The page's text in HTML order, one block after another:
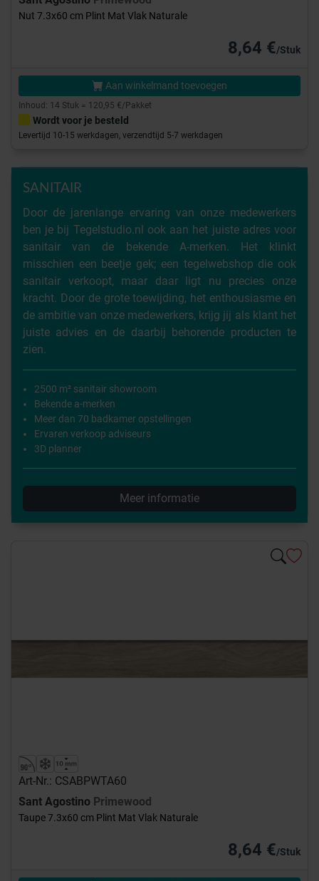
Nut 7.3x60 cm Plint Mat Vlak Naturale
8,64 €/Stuk
Aan winkelmand toevoegen
Inhoud: 14 Stuk = 120,95 €/Pakket
Wordt voor je besteld
Levertijd 10-15 werkdagen, verzendtijd 5-7 werkdagen
SANITAIR
Door de jarenlange ervaring van onze medewerkers
ben je bij Tegelstudio.nl ook aan het juiste adres voor
sanitair van de bekende A-merken. Het klinkt
misschien een beetje gek; een tegelwebshop die ook
sanitair verkoopt, maar daar ligt nu precies onze
kracht. Door de grote toewijding, het enthousiasme en
de ambitie van onze medewerkers, krijg jij als klant het
juiste advies en de daarbij behorende producten te
zien.
2500 m² sanitair showroom
Bekende a-merken
Meer dan 70 badkamer opstellingen
Ervaren verkoop adviseurs
3D planner
Meer informatie
Art-Nr.: CSABPWTA60
Sant Agostino Primewood
Taupe 7.3x60 cm Plint Mat Vlak Naturale
8,64 €/Stuk